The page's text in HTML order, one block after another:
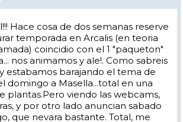
Hace cosa de dos semanas reserve
temporada en Arcalis (en teoria
coincidio con el 1 "paqueton"
nos animamos y ale!. Como sabreis
estabamos barajando el tema de
domingo a Masella...total en una
plantas.Pero viendo las webcams,
y por otro lado anuncian sabado
que nevara bastante. Total, me